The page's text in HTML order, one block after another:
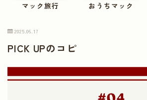
マック旅行 おうちマック
2025.06.17
PICK UPのコピ